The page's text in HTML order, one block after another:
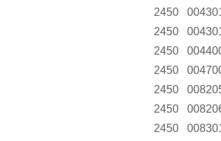
2450
2450
2450
2450
2450
2450
2450